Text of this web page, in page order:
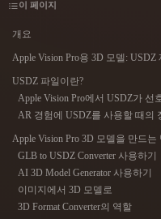
AI 텍스처 생성기
Game
VR/AR
Mechanical
Engineering
플러그인
이 페이지
개요
Apple Vision Pro용 3D 모델: USDZ
USDZ 파일이란?
Apple Vision Pro에서 USDZ가 선
AR 경험에 USDZ를 사용할 때의
Apple Vision Pro 3D 모델을 만드는
GLB to USDZ Converter 사용하기
AI 3D Model Generator 사용하기
이미지에서 3D 모델로
3D Format Converter의 역할